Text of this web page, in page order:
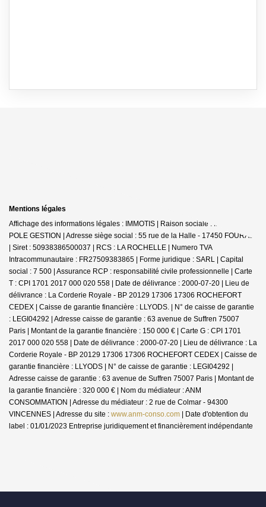
Mentions légales
Affichage des informations légales : IMMOTIS | Raison sociale : IMMOTIS
POLE GESTION | Adresse siège social : 55 rue de la Halle - 17450 FOURAS
| Siret : 50938386500037 | RCS : LA ROCHELLE | Numero TVA
Intracommunautaire : FR27509383865 | Forme juridique : SARL | Capital
social : 7 500 | Assurance RCP : responsabilité civile professionnelle | Carte
T : CPI 1701 2017 000 020 558 | Date de délivrance : 2000-07-20 | Lieu de
délivrance : La Corderie Royale - BP 20129 17306 17306 ROCHEFORT
CEDEX | Caisse de garantie financière : LLYODS. | N° de caisse de garantie
: LEGI04292 | Adresse caisse de garantie : 63 avenue de Suffren 75007
Paris | Montant de la garantie financière : 150 000 € | Carte G : CPI 1701
2017 000 020 558 | Date de délivrance : 2000-07-20 | Lieu de délivrance : La
Corderie Royale - BP 20129 17306 17306 ROCHEFORT CEDEX | Caisse de
garantie financière : LLYODS | N° de caisse de garantie : LEGI04292 |
Adresse caisse de garantie : 63 avenue de Suffren 75007 Paris | Montant de
la garantie financière : 320 000 € | Nom du médiateur : ANM
CONSOMMATION | Adresse du médiateur : 2 rue de Colmar - 94300
VINCENNES | Adresse du site : www.anm-conso.com | Date d'obtention du
label : 01/01/2023 Entreprise juridiquement et financièrement indépendante